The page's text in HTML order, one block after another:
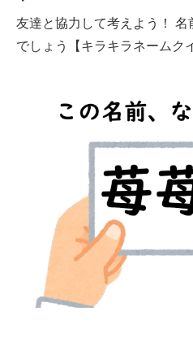
友達と協力して考えよう！
でしょう【キラキラネームク